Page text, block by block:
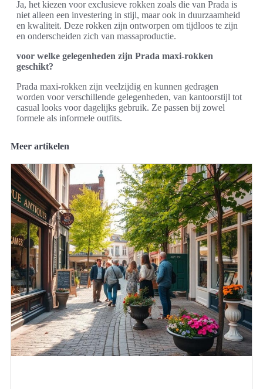
Ja, het kiezen voor exclusieve rokken zoals die van Prada is
niet alleen een investering in stijl, maar ook in duurzaamheid
en kwaliteit. Deze rokken zijn ontworpen om tijdloos te zijn
en onderscheiden zich van massaproductie.
voor welke gelegenheden zijn Prada maxi-rokken
geschikt?
Prada maxi-rokken zijn veelzijdig en kunnen gedragen
worden voor verschillende gelegenheden, van kantoorstijl tot
casual looks voor dagelijks gebruik. Ze passen bij zowel
formele als informele outfits.
Meer artikelen